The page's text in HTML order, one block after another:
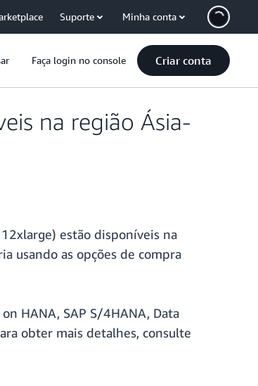
Suporte Minha conta
Faça login no console Criar conta
na região Ásia-
estão disponíveis na
usando as opções de compra
HANA, SAP S/4HANA, Data
obter mais detalhes, consulte